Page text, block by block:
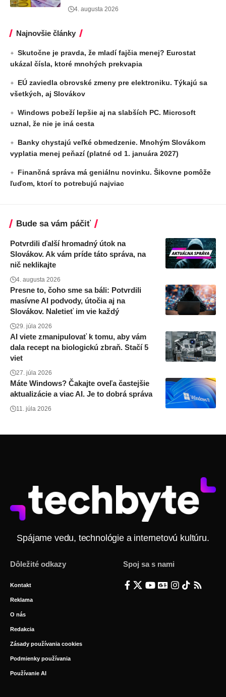
4. augusta 2026
Najnovšie články
Skutočne je pravda, že mladí fajčia menej? Eurostat
ukázal čísla, ktoré mnohých prekvapia
EÚ zaviedla obrovské zmeny pre elektroniku. Týkajú sa
všetkých, aj Slovákov
Windows pobeží lepšie aj na slabších PC. Microsoft
uznal, že nie je iná cesta
Banky chystajú veľké obmedzenie. Mnohým Slovákom
vyplatia menej peňazí (platné od 1. januára 2027)
Finančná správa má geniálnu novinku. Šikovne pomôže
ľuďom, ktorí to potrebujú najviac
Bude sa vám páčiť
Potvrdili ďalší hromadný útok na
Slovákov. Ak vám príde táto správa, na
nič neklikajte
4. augusta 2026
Presne to, čoho sme sa báli: Potvrdili
masívne AI podvody, útočia aj na
Slovákov. Naletieť im vie každý
29. júla 2026
AI viete zmanipulovať k tomu, aby vám
dala recept na biologickú zbraň. Stačí 5
viet
27. júla 2026
Máte Windows? Čakajte oveľa častejšie
aktualizácie a viac AI. Je to dobrá správa
11. júla 2026
Spájame vedu, technológie a internetovú kultúru.
Dôležité odkazy
Kontakt
Reklama
O nás
Redakcia
Zásady používania cookies
Podmienky používania
Používanie AI
Spoj sa s nami